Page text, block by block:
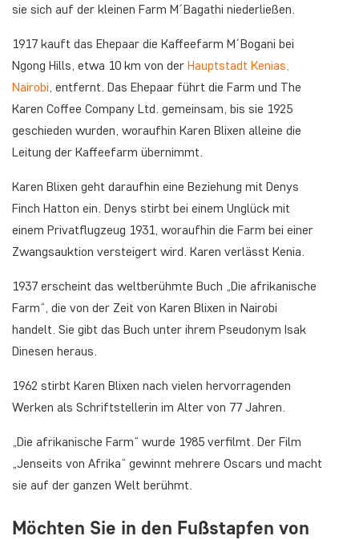
sie sich auf der kleinen Farm M´Bagathi niederließen.
1917 kauft das Ehepaar die Kaffeefarm M´Bogani bei
Ngong Hills, etwa 10 km von der Hauptstadt Kenias,
Nairobi, entfernt. Das Ehepaar führt die Farm und The
Karen Coffee Company Ltd. gemeinsam, bis sie 1925
geschieden wurden, woraufhin Karen Blixen alleine die
Leitung der Kaffeefarm übernimmt.
Karen Blixen geht daraufhin eine Beziehung mit Denys
Finch Hatton ein. Denys stirbt bei einem Unglück mit
einem Privatflugzeug 1931, woraufhin die Farm bei einer
Zwangsauktion versteigert wird. Karen verlässt Kenia.
1937 erscheint das weltberühmte Buch „Die afrikanische
Farm“, die von der Zeit von Karen Blixen in Nairobi
handelt. Sie gibt das Buch unter ihrem Pseudonym Isak
Dinesen heraus.
1962 stirbt Karen Blixen nach vielen hervorragenden
Werken als Schriftstellerin im Alter von 77 Jahren.
„Die afrikanische Farm“ wurde 1985 verfilmt. Der Film
„Jenseits von Afrika“ gewinnt mehrere Oscars und macht
sie auf der ganzen Welt berühmt.
Möchten Sie in den Fußstapfen von